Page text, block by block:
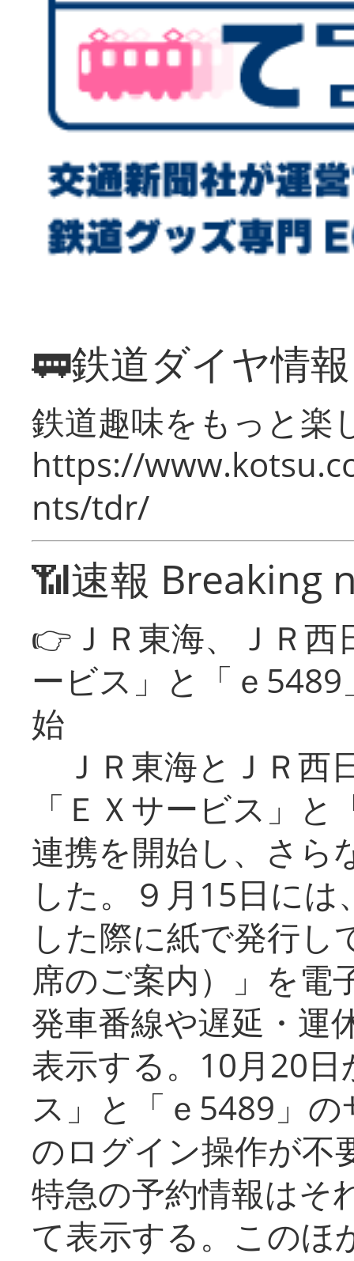
🚃鉄道ダイヤ情
鉄道趣味をもっと楽
https://
nts/tdr/
📶速報 Breaking
👉ＪＲ東海、ＪＲ
ービス」と「ｅ
始
ＪＲ東海とＪＲ西
「ＥＸサービス」
連携を開始し、さら
した。９月15日に
した際に紙で発行し
席のご案内）」を電
発車番線や遅延・運
表示する。10月20
ス」と「ｅ5489」
のログイン操作が不
特急の予約情報はそ
て表示する。このほ